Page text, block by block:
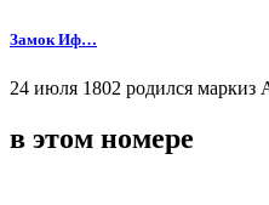
Замок Иф…
24 июля 1802 родился
в этом номере